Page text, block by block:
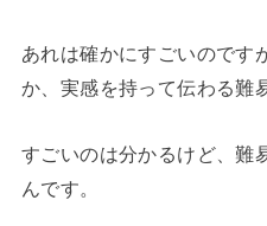
あれは確かにすごいのです
か、実感を持って伝わる難
すごいのは分かるけど、難
んです。